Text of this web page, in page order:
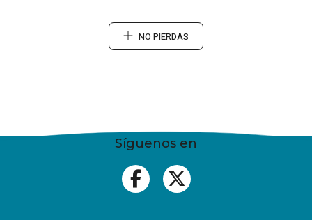
NO PIERDAS
Síguenos en